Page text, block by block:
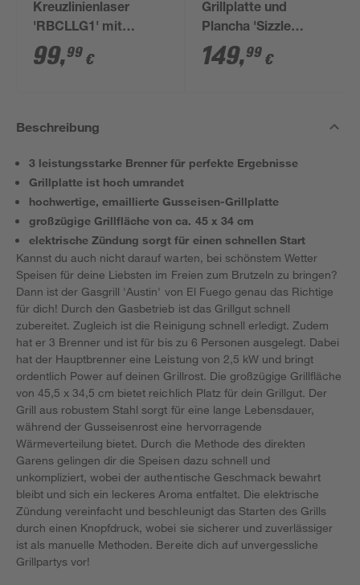
Kreuzlinienlaser
'RBCLLG1' mit
Halterung
99,99 €
Grillplatte und
Plancha 'Sizzle
GR101EU' 1450 W
149,99 €
Beschreibung
3 leistungsstarke Brenner für perfekte Ergebnisse
Grillplatte ist hoch umrandet
hochwertige, emaillierte Gusseisen-Grillplatte
großzügige Grillfläche von ca. 45 x 34 cm
elektrische Zündung sorgt für einen schnellen Start
Kannst du auch nicht darauf warten, bei schönstem Wetter
Speisen für deine Liebsten im Freien zum Brutzeln zu bringen?
Dann ist der Gasgrill 'Austin' von El Fuego genau das Richtige
für dich! Durch den Gasbetrieb ist das Grillgut schnell
zubereitet. Zugleich ist die Reinigung schnell erledigt. Zudem
hat er 3 Brenner und ist für bis zu 6 Personen ausgelegt. Dabei
hat der Hauptbrenner eine Leistung von 2,5 kW und bringt
ordentlich Power auf deinen Grillrost. Die großzügige Grillfläche
von 45,5 x 34,5 cm bietet reichlich Platz für dein Grillgut. Der
Grill aus robustem Stahl sorgt für eine lange Lebensdauer,
während der Gusseisenrost eine hervorragende
Wärmeverteilung bietet. Durch die Methode des direkten
Garens gelingen dir die Speisen dazu schnell und
unkompliziert, wobei der authentische Geschmack bewahrt
bleibt und sich ein leckeres Aroma entfaltet. Die elektrische
Zündung vereinfacht und beschleunigt das Starten des Grills
durch einen Knopfdruck, wobei sie sicherer und zuverlässiger
ist als manuelle Methoden. Bereite dich auf unvergessliche
Grillpartys vor!